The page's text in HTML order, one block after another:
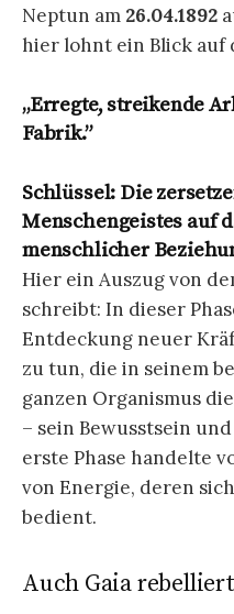
Neptun am 26.04.1892
hier lohnt ein Blick auf
„Erregte, streikende
Fabrik.”
Schlüssel: Die
Menschengeistes auf
menschlicher
Hier ein Auszug von
schreibt: In dieser
Entdeckung neuer
zu tun, die in seinem
ganzen Organismus
– sein Bewusstsein
erste Phase handelte
von Energie, deren
bedient.
Auch Gaia